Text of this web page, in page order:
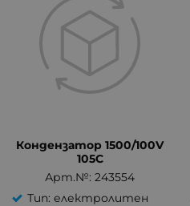
Кондензатор 1500/100V
105C
Арт.№: 243554
Тип: електролитен